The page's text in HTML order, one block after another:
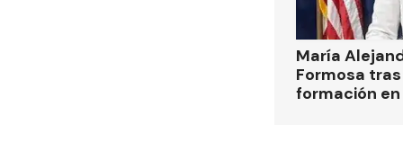
María
Formosa
formación